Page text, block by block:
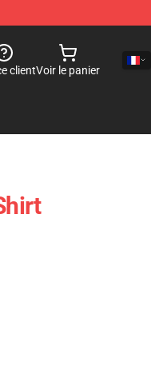
clientVoir le panier